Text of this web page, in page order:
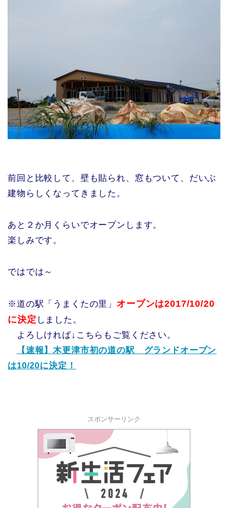
前回と比較して、壁も貼られ、窓もついて、だいぶ
建物らしくなってきました。
あと２か月くらいでオープンします。
楽しみです。
ではでは～
※道の駅「うまくたの里」 オープンは2017/10/20
に決定 しました。
よろしければ↓こちらもご覧ください。
【速報】木更津市初の道の駅 グランドオープン
は10/20に決定！
スポンサーリンク